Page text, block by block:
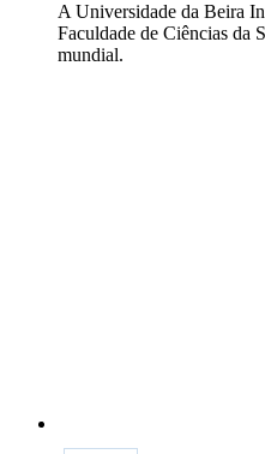
A Universidade da Beira
Faculdade de Ciências da
mundial.